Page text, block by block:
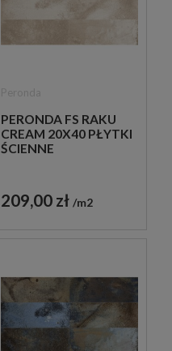
PERONDA FS RAKU
CREAM 20X40 PŁYTKI
ŚCIENNE
209,00 zł m2